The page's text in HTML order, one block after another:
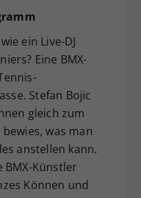
ein Live-DJ
Eine BMX-
Stefan Bojic
gleich zum
was man
anstellen kann.
BMX-Künstler
Können und